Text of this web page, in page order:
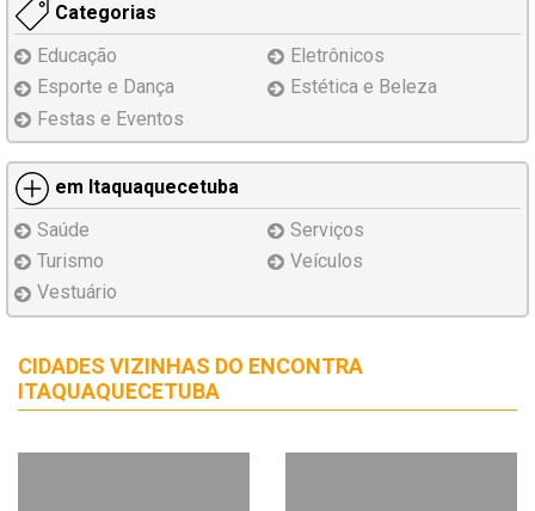
Categorias
Educação
Eletrônicos
Esporte e Dança
Estética e Beleza
Festas e Eventos
em Itaquaquecetuba
Saúde
Serviços
Turismo
Veículos
Vestuário
CIDADES VIZINHAS DO ENCONTRA
ITAQUAQUECETUBA